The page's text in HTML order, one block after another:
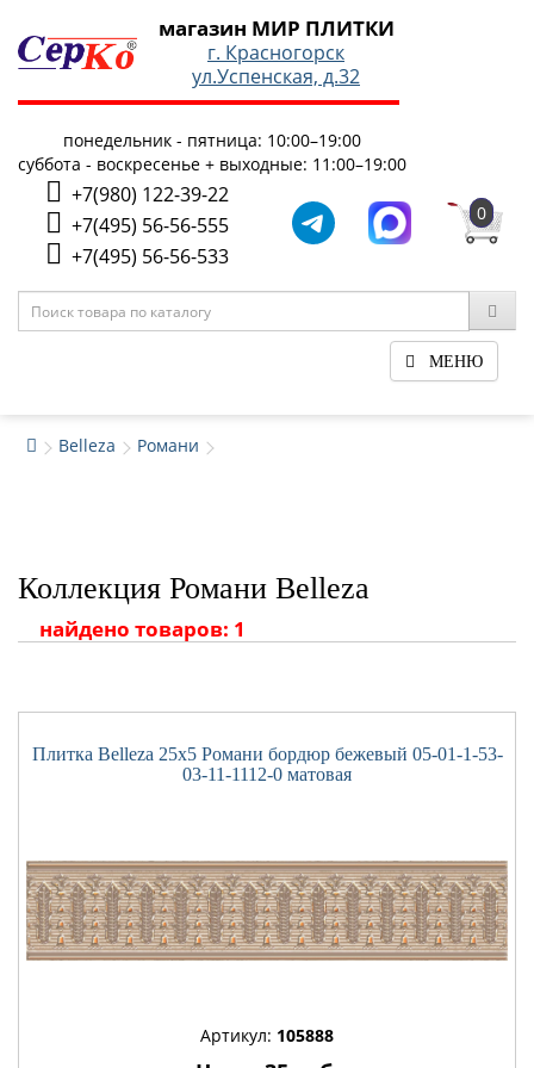
магазин МИР ПЛИТКИ
г. Красногорск
ул.Успенская, д.32
понедельник - пятница: 10:00–19:00
суббота - воскресенье + выходные: 11:00–19:00
+7(980) 122-39-22
+7(495) 56-56-555
+7(495) 56-56-533
0
МЕНЮ
Belleza Романи
Коллекция Романи Belleza
найдено товаров: 1
Плитка Belleza 25x5 Романи бордюр бежевый 05-01-1-53-
03-11-1112-0 матовая
Артикул: 105888